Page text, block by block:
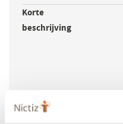
Korte
beschrijving